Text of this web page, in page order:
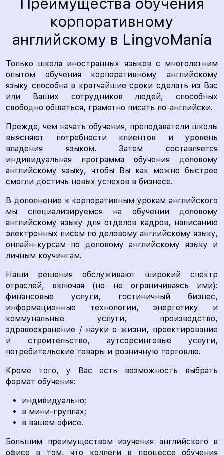
корпоративному
английскому в LingvoMania
Только школа иностранных языков с многолетним
опытом обучения корпоративному английскому
языку способна в кратчайшие сроки сделать из Вас
или Ваших сотрудников людей, способных
свободно общаться, грамотно писать по-английски.
Прежде, чем начать обучения, преподаватели школы
выясняют потребности клиентов и уровень
владения языком. Затем составляется
индивидуальная программа обучения деловому
английскому языку, чтобы Вы как можно быстрее
смогли достичь новых успехов в бизнесе.
В дополнение к корпоративным урокам английского
мы специализируемся на обучении деловому
английскому языку для отделов кадров, написанию
электронных писем по деловому английскому языку,
онлайн-курсам по деловому английскому языку и
личным коучингам.
Наши решения обслуживают широкий спектр
отраслей, включая (но не ограничиваясь ими):
финансовые услуги, гостиничный бизнес,
информационные технологии, энергетику и
коммунальные услуги, производство,
здравоохранение / науки о жизни, проектирование
и строительство, аутсорсинговые услуги,
потребительские товары и розничную торговлю.
Кроме того, у Вас есть возможность выбрать
формат обучения:
индивидуально;
в мини-группах;
в вашем офисе.
Большим преимуществом изучения английского в
офисе в том, что коллеги в процессе обучения